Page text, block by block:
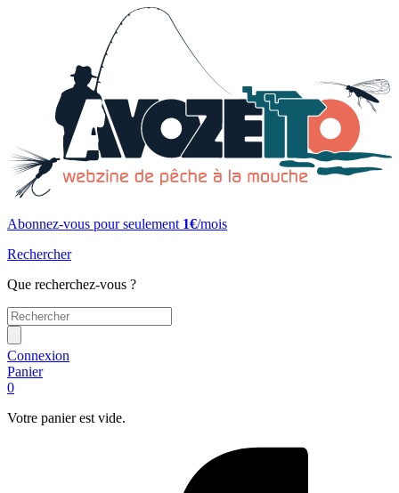
Abonnez-vous pour seulement 1€/mois
Rechercher
Que recherchez-vous ?
Connexion
Panier
0
Votre panier est vide.